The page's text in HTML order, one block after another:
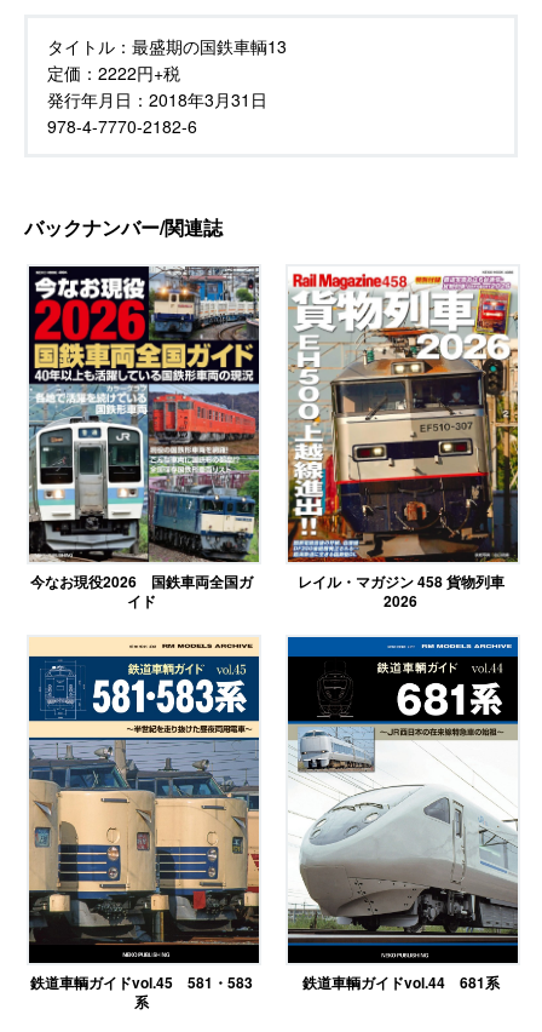
タイトル： 最盛期の国鉄車輌13
定価： 2222円+税
発行年月日： 2018年3月31日
978-4-7770-2182-6
バックナンバー/関連誌
今なお現役2026 国鉄車両全国ガ
イド
レイル・マガジン 458 貨物列車
2026
鉄道車輌ガイドvol.45 581・583
系
鉄道車輌ガイドvol.44 681系